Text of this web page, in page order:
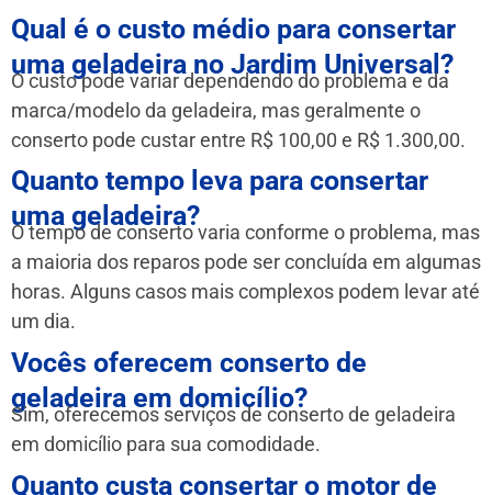
Qual é o custo médio para consertar
uma geladeira no Jardim Universal?
O custo pode variar dependendo do problema e da
marca/modelo da geladeira, mas geralmente o
conserto pode custar entre R$ 100,00 e R$ 1.300,00.
Quanto tempo leva para consertar
uma geladeira?
O tempo de conserto varia conforme o problema, mas
a maioria dos reparos pode ser concluída em algumas
horas. Alguns casos mais complexos podem levar até
um dia.
Vocês oferecem conserto de
geladeira em domicílio?
Sim, oferecemos serviços de conserto de geladeira
em domicílio para sua comodidade.
Quanto custa consertar o motor de